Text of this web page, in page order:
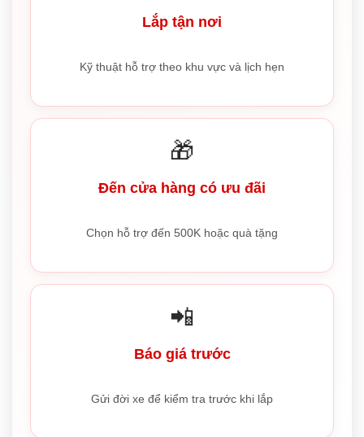
Lắp tận nơi
Kỹ thuật hỗ trợ theo khu vực và lịch hẹn
🎁
Đến cửa hàng có ưu đãi
Chọn hỗ trợ đến 500K hoặc quà tặng
📲
Báo giá trước
Gửi đời xe để kiểm tra trước khi lắp